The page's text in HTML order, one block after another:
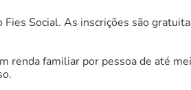
Social. As inscrições são
renda familiar por pessoa de até